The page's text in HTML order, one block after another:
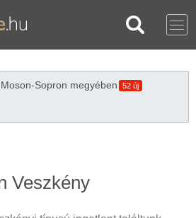
Sopron megyében 52 új
Veszkény